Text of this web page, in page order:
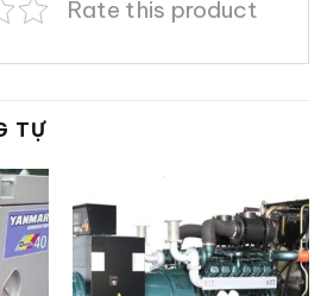
Rate this product
TỰ